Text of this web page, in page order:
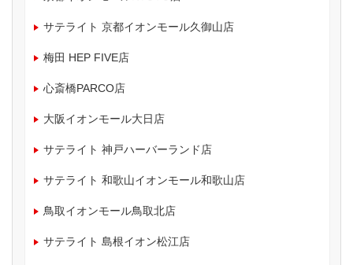
サテライト 京都イオンモール久御山店
梅田 HEP FIVE店
心斎橋PARCO店
大阪イオンモール大日店
サテライト 神戸ハーバーランド店
サテライト 和歌山イオンモール和歌山店
鳥取イオンモール鳥取北店
サテライト 島根イオン松江店